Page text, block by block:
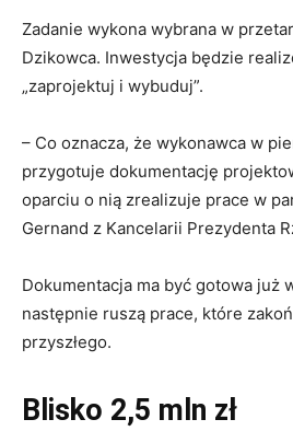
Zadanie wykona wybrana w
Dzikowca. Inwestycja będzie
„zaprojektuj i wybuduj”.
– Co oznacza, że wykonawca w
przygotuje dokumentację
oparciu o nią zrealizuje prace w
Gernand z Kancelarii Prezydenta
Dokumentacja ma być gotowa już
następnie ruszą prace, które
przyszłego.
Blisko 2,5 mln zł